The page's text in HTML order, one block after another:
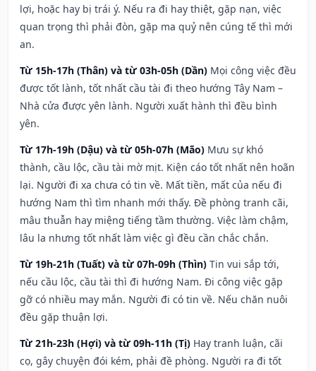
lợi, hoặc hay bị trái ý. Nếu ra đi hay thiệt, gặp nạn, việc
quan trọng thì phải đòn, gặp ma quỷ nên cúng tế thì mới
an.
Từ 15h-17h (Thân) và từ 03h-05h (Dần) Mọi công việc đều
được tốt lành, tốt nhất cầu tài đi theo hướng Tây Nam –
Nhà cửa được yên lành. Người xuất hành thì đều bình
yên.
Từ 17h-19h (Dậu) và từ 05h-07h (Mão) Mưu sự khó
thành, cầu lộc, cầu tài mờ mịt. Kiện cáo tốt nhất nên hoãn
lại. Người đi xa chưa có tin về. Mất tiền, mất của nếu đi
hướng Nam thì tìm nhanh mới thấy. Đề phòng tranh cãi,
mâu thuẫn hay miệng tiếng tầm thường. Việc làm chậm,
lâu la nhưng tốt nhất làm việc gì đều cần chắc chắn.
Từ 19h-21h (Tuất) và từ 07h-09h (Thìn) Tin vui sắp tới,
nếu cầu lộc, cầu tài thì đi hướng Nam. Đi công việc gặp
gỡ có nhiều may mắn. Người đi có tin về. Nếu chăn nuôi
đều gặp thuận lợi.
Từ 21h-23h (Hợi) và từ 09h-11h (Tị) Hay tranh luận, cãi
cọ, gây chuyện đói kém, phải đề phòng. Người ra đi tốt